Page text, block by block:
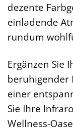
dezente
einladende
rundum
Ergänzen Sie
beruhigender
einer
Sie Ihre
Wellness-